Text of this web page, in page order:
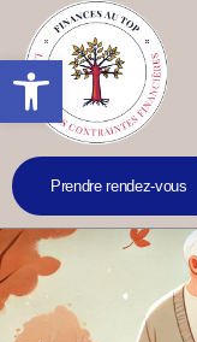
Prendre rendez-vous
Ouvrir la